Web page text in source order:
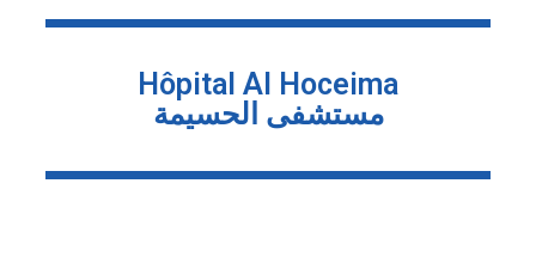
Hôpital Al Hoceima
مستشفى الحسيمة